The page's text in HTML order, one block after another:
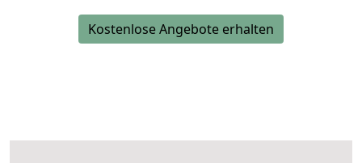
Kostenlose Angebote erhalten